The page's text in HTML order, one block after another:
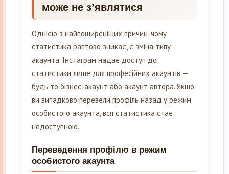
може не з’являтися
Однією з найпоширеніших причин, чому
статистика раптово зникає, є зміна типу
акаунта. Інстаграм надає доступ до
статистики лише для професійних акаунтів —
будь то бізнес-акаунт або акаунт автора. Якщо
ви випадково перевели профіль назад у режим
особистого акаунта, вся статистика стає
недоступною.
Переведення профілю в режим
особистого акаунта